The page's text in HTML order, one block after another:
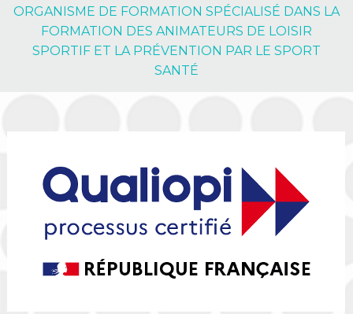
ORGANISME DE FORMATION SPÉCIALISÉ DANS LA
FORMATION DES ANIMATEURS DE LOISIR
SPORTIF ET LA PRÉVENTION PAR LE SPORT
SANTÉ